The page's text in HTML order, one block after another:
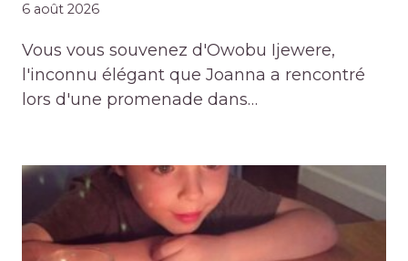
6 août 2026
Vous vous souvenez d'Owobu Ijewere,
l'inconnu élégant que Joanna a rencontré
lors d'une promenade dans…